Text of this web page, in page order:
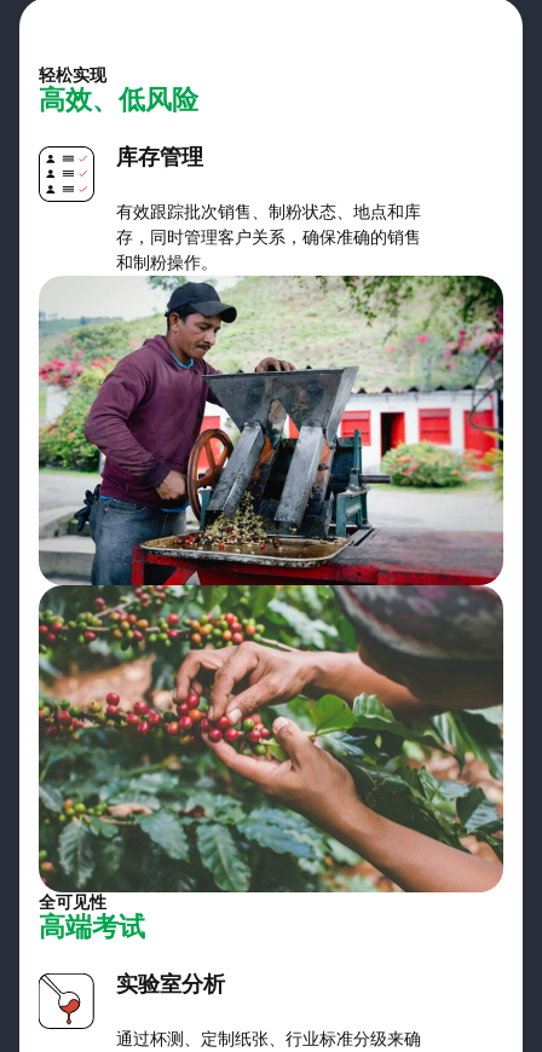
轻松实现
高效、低风险
库存管理
有效跟踪批次销售、制粉状态、地点和库
存，同时管理客户关系，确保准确的销售
和制粉操作。
全可见性
高端考试
实验室分析
通过杯测、定制纸张、行业标准分级来确